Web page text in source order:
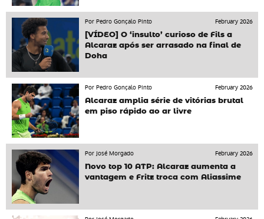
Por Pedro Gonçalo Pinto
February 2026
[VÍDEO] O ‘insulto’ curioso de Fils a
Alcaraz após ser arrasado na final de
Doha
Por Pedro Gonçalo Pinto
February 2026
Alcaraz amplia série de vitórias brutal
em piso rápido ao ar livre
Por José Morgado
February 2026
Novo top 10 ATP: Alcaraz aumenta a
vantagem e Fritz troca com Aliassime